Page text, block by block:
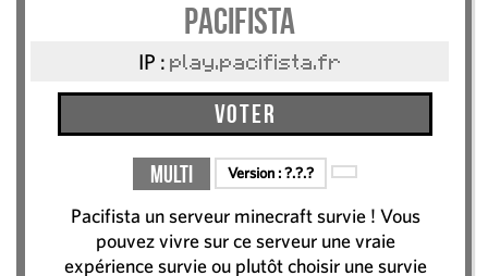
Pacifista
IP : play.pacifista.fr
Voter
Multi Version :?.?.?
Pacifista un serveur minecraft survie ! Vous
pouvez vivre sur ce serveur une vraie
expérience survie ou plutôt choisir une survie